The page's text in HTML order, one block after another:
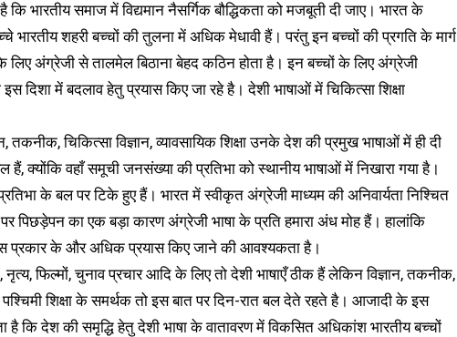
भारतीय समाज में विद्यमान नैसर्गिक बौद्धिकता को मजबूती दी जाए। भारत के
भारतीय शहरी बच्चों की तुलना में अधिक मेधावी हैं। परंतु इन बच्चों की प्रगति के मार्ग
लिए अंग्रेजी से तालमेल बिठाना बेहद कठिन होता है। इन बच्चों के लिए अंग्रेजी
इस दिशा में बदलाव हेतु प्रयास किए जा रहे है। देशी भाषाओं में चिकित्सा शिक्षा
चिकित्सा विज्ञान, व्यावसायिक शिक्षा उनके देश की प्रमुख भाषाओं में ही दी
क्योंकि वहाँ समूची जनसंख्या की प्रतिभा को स्थानीय भाषाओं में निखारा गया है।
के बल पर टिके हुए हैं। भारत में स्वीकृत अंग्रेजी माध्यम की अनिवार्यता निश्चित
पिछड़ेपन का एक बड़ा कारण अंग्रेजी भाषा के प्रति हमारा अंध मोह हैं। हालांकि
प्रकार के और अधिक प्रयास किए जाने की आवश्यकता है।
नृत्य, फिल्मों, चुनाव प्रचार आदि के लिए तो देशी भाषाएँ ठीक हैं लेकिन विज्ञान, तकनीक,
पश्चिमी शिक्षा के समर्थक तो इस बात पर दिन-रात बल देते रहते है। आजादी के इस
कि देश की समृद्धि हेतु देशी भाषा के वातावरण में विकसित अधिकांश भारतीय बच्चों